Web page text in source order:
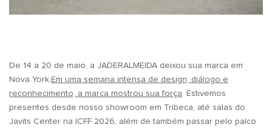
De 14 a 20 de maio, a JADERALMEIDA deixou sua marca em
Nova York. Em uma semana intensa de design, diálogo e
reconhecimento, a marca mostrou sua força . Estivemos
presentes desde nosso showroom em Tribeca, até salas do
Javits Center na ICFF 2026, além de também passar pelo palco